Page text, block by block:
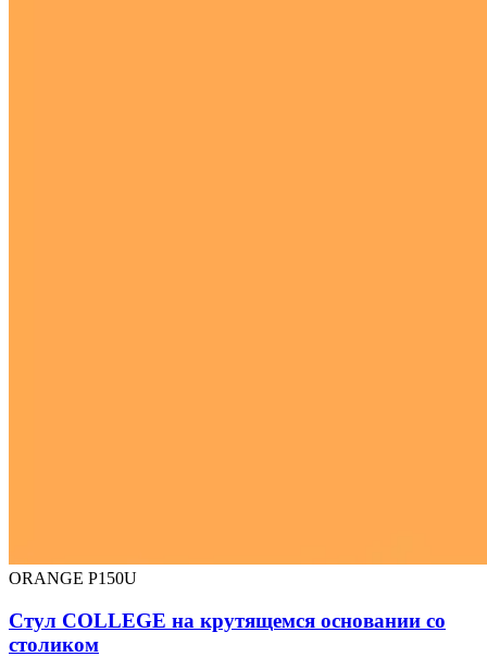
ORANGE P150U
Cтул COLLEGE на крутящемся основании со
столиком